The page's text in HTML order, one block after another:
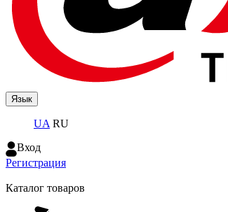
Язык
UA RU
Вход
Регистрация
Каталог товаров